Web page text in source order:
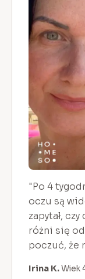
"Po 4
oczu są
zapytał,
różni się od
poczuć, że
Irina K.Wiek